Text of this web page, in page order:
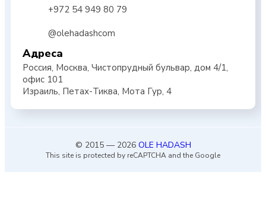
+972 54 949 80 79
@olehadashcom
Адреса
Россия, Москва, Чистопрудный бульвар, дом 4/1,
офис 101
Израиль, Петах-Тиква, Мота Гур, 4
© 2015 — 2026 OLE HADASH
This site is protected by reCAPTCHA and the Google